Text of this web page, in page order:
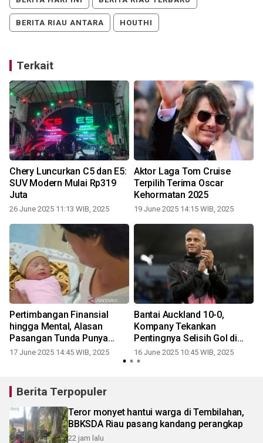
BERITA RIAU ANTARA HOUTHI
Terkait
Chery Luncurkan C5 dan E5:
SUV Modern Mulai Rp319
Juta
26 June 2025 11:13 WIB, 2025
Aktor Laga Tom Cruise
Terpilih Terima Oscar
Kehormatan 2025
19 June 2025 14:15 WIB, 2025
Pertimbangan Finansial
hingga Mental, Alasan
Pasangan Tunda Punya
Anak
17 June 2025 14:45 WIB, 2025
Bantai Auckland 10-0,
Kompany Tekankan
Pentingnya Selisih Gol di
Grup Berat
16 June 2025 10:45 WIB, 2025
Berita Terpopuler
Teror monyet hantui warga di Tembilahan,
BBKSDA Riau pasang kandang perangkap
22 jam lalu